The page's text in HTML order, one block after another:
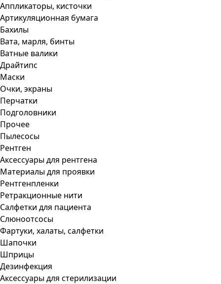
Аппликаторы, кисточки
Артикуляционная бумага
Бахилы
Вата, марля, бинты
Ватные валики
Драйтипс
Маски
Очки, экраны
Перчатки
Подголовники
Прочее
Пылесосы
Рентген
Аксессуары для рентгена
Материалы для проявки
Рентгенпленки
Ретракционные нити
Салфетки для пациента
Слюноотсосы
Фартуки, халаты, салфетки
Шапочки
Шприцы
Дезинфекция
Аксессуары для стерилизации